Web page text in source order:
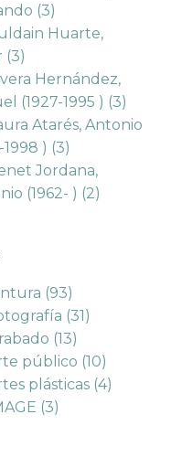
(3)
Huarte,
(3)
Hernández,
(1927-1995 ) (3)
Atarés, Antonio
1998 ) (3)
Jordana,
(1962- ) (2)
(93)
(31)
(13)
público (10)
plásticas (4)
(3)